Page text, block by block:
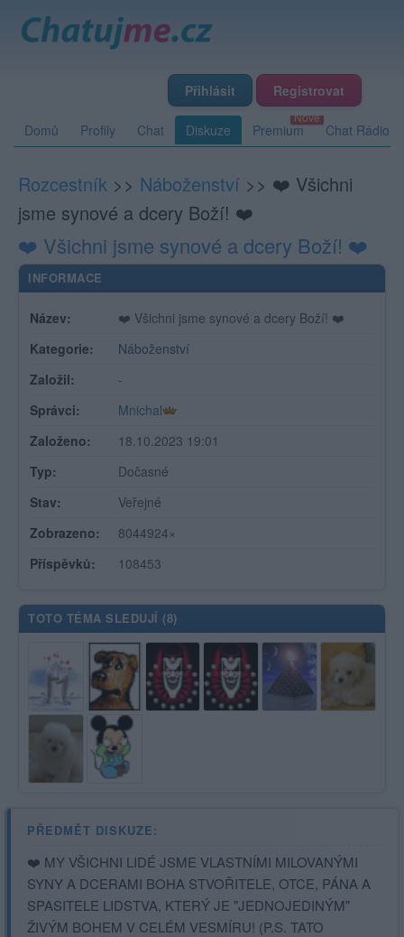
Přihlásit Registrovat
Domů Profily Chat Diskuze Premium Chat Rádio
Rozcestník >> Náboženství >> ❤️ Všichni
jsme synové a dcery Boží! ❤️
❤️ Všichni jsme synové a dcery Boží! ❤️
INFORMACE
Název:
❤️ Všichni jsme synové a dcery Boží! ❤️
Kategorie:
Náboženství
Založil:
-
Správci:
Mnichal
Založeno:
18.10.2023 19:01
Typ:
Dočasné
Stav:
Veřejné
Zobrazeno:
8044924×
Příspěvků:
108453
TOTO TÉMA SLEDUJÍ (8)
PŘEDMĚT DISKUZE:
❤️ MY VŠICHNI LIDÉ JSME VLASTNÍMI MILOVANÝMI
SYNY A DCERAMI BOHA STVOŘITELE, OTCE, PÁNA A
SPASITELE LIDSTVA, KTERÝ JE "JEDNOJEDINÝM"
ŽIVÝM BOHEM V CELÉM VESMÍRU! (P.S. TATO